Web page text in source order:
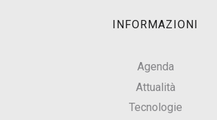
INFORMAZIONI
Agenda
Attualità
Tecnologie